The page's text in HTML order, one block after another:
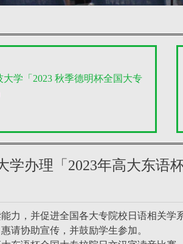
学「2023 秋季德明杯全国大专
学办理「2023年高大东语
力，并促进全国各大专院校日语相关
请协助宣传，并鼓励学生参加。